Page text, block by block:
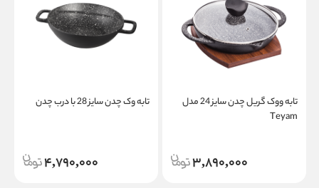
تابه ووک گریل چدن سایز 24 مدل
Teyam
3,890,000
تابه وک چدن سایز 28 با درب چدن
4,790,000